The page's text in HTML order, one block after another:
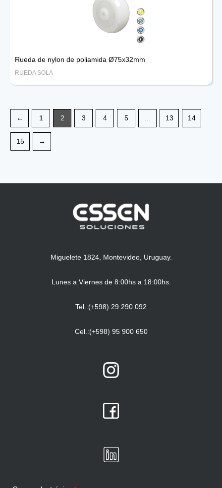
Rueda de nylon de poliamida Ø75x32mm
RUEDA SOLA
← 1 2 3 4 5 13 14
15 →
Miguelete 1824, Montevideo, Uruguay.
Lunes a Viernes de 8:00hs a 18:00hs.
Tel.:(+598) 29 290 092
Cel.:(+598) 95 900 650